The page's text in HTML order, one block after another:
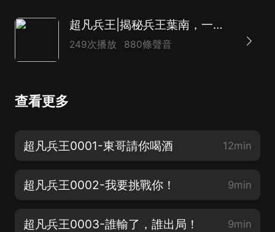
超凡兵王|揭秘兵王葉南，一段傳奇的都市戰爭史詩|何其監制
249次播放 880條聲音
查看更多
超凡兵王0001-東哥請你喝酒 12min
超凡兵王0002-我要挑戰你！ 9min
超凡兵王0003-誰輸了，誰出局！ 9min